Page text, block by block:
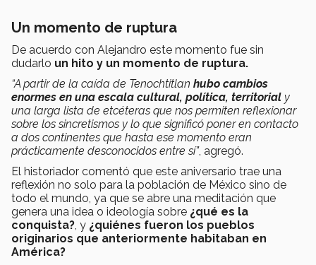
Un momento de ruptura
De acuerdo con Alejandro este momento fue sin
dudarlo un hito y un momento de ruptura.
“A partir de la caída de Tenochtitlan hubo cambios
enormes en una escala cultural, política, territorial y
una larga lista de etcéteras que nos permiten reflexionar
sobre los sincretismos y lo que significó poner en contacto
a dos continentes que hasta ese momento eran
prácticamente desconocidos entre sí”, agregó.
El historiador comentó que este aniversario trae una
reflexión no solo para la población de México sino de
todo el mundo, ya que se abre una meditación que
genera una idea o ideología sobre ¿qué es la
conquista?, y ¿quiénes fueron los pueblos
originarios que anteriormente habitaban en
América?